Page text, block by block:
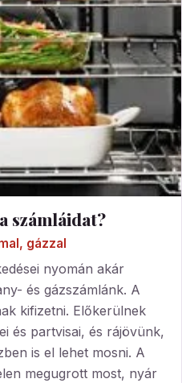
számláidat?
gázzal
nyomán akár
és gázszámlánk. A
kifizetni. Előkerülnek
és partvisai, és rájövünk,
is el lehet mosni. A
megugrott most, nyár